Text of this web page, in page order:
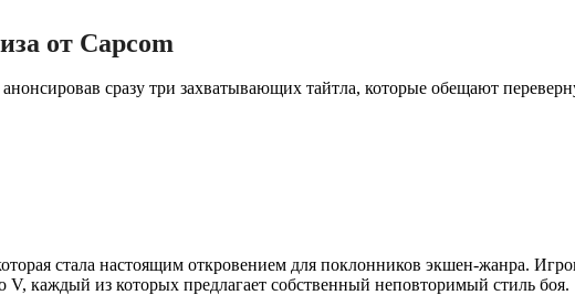
от Capcom
сразу три захватывающих тайтла, которые обещают
стала настоящим откровением для поклонников экшен-жанра.
каждый из которых предлагает собственный неповторимый стиль боя.